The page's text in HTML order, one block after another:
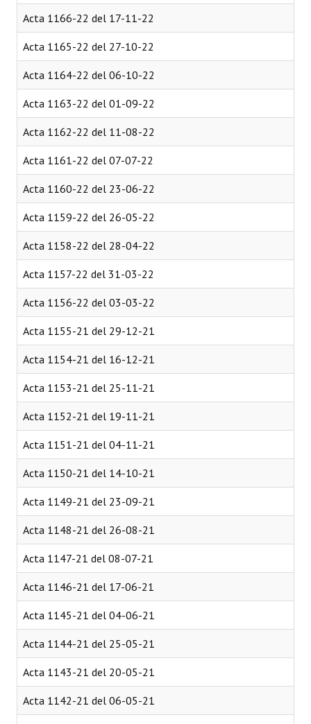
Acta 1166-22 del 17-11-22
Acta 1165-22 del 27-10-22
Acta 1164-22 del 06-10-22
Acta 1163-22 del 01-09-22
Acta 1162-22 del 11-08-22
Acta 1161-22 del 07-07-22
Acta 1160-22 del 23-06-22
Acta 1159-22 del 26-05-22
Acta 1158-22 del 28-04-22
Acta 1157-22 del 31-03-22
Acta 1156-22 del 03-03-22
Acta 1155-21 del 29-12-21
Acta 1154-21 del 16-12-21
Acta 1153-21 del 25-11-21
Acta 1152-21 del 19-11-21
Acta 1151-21 del 04-11-21
Acta 1150-21 del 14-10-21
Acta 1149-21 del 23-09-21
Acta 1148-21 del 26-08-21
Acta 1147-21 del 08-07-21
Acta 1146-21 del 17-06-21
Acta 1145-21 del 04-06-21
Acta 1144-21 del 25-05-21
Acta 1143-21 del 20-05-21
Acta 1142-21 del 06-05-21